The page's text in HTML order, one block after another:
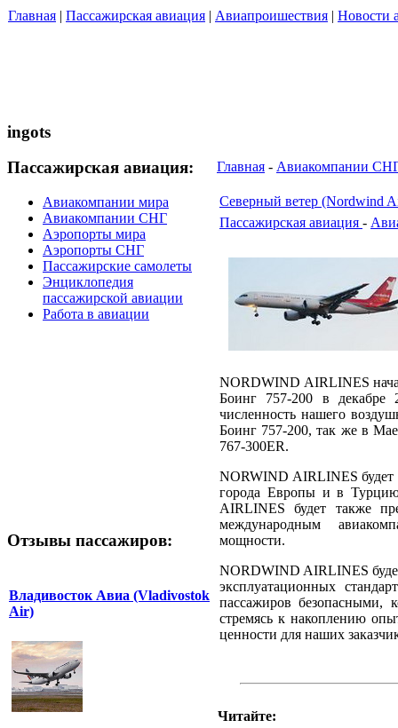
Главная | Пассажирская авиация | Авиапроишествия | Новости
ingots
Пассажирская авиация:
Авиакомпании мира
Авиакомпании СНГ
Аэропорты мира
Аэропорты СНГ
Пассажирские самолеты
Энциклопедия
пассажирской авиации
Работа в авиации
Отзывы пассажиров:
Владивосток Авиа (Vladivostok
Air)
Главная - Авиакомпании
Северный ветер (Nordwind
Пассажирская авиация -
NORDWIND AIRLINES
Боинг 757-200 в
численность нашего
Боинг 757-200, так же в
767-300ER.
NORWIND AIRLINES будет
города Европы и в
AIRLINES будет также
международным
мощности.
NORDWIND AIRLINES
эксплуатационных
пассажиров
стремясь к накоплению
ценности для наших
Читайте: